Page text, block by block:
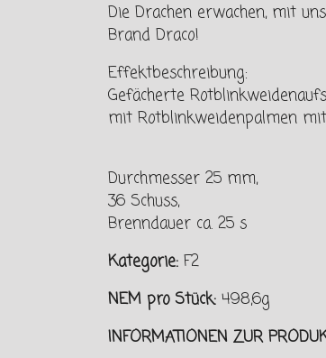
Die Drachen erwachen, mit
Brand Draco!
Effektbeschreibung:
Gefächerte
mit Rotblinkweidenpalmen
Durchmesser 25 mm,
36 Schuss,
Brenndauer ca. 25 s
Kategorie: F2
NEM pro Stück: 498,6g
INFORMATIONEN ZUR